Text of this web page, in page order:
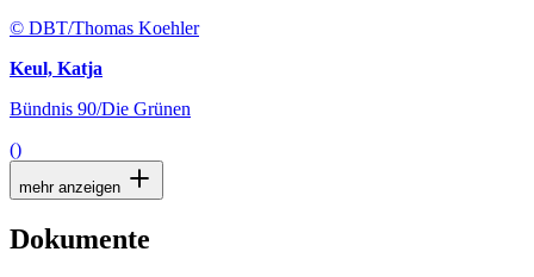
© DBT/Thomas Koehler
Keul, Katja
Bündnis 90/Die Grünen
()
mehr anzeigen
Dokumente